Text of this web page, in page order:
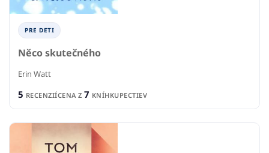
PRE DETI
Něco skutečného
Erin Watt
5 RECENZIÍCENA Z 7 KNÍHKUPECTIEV